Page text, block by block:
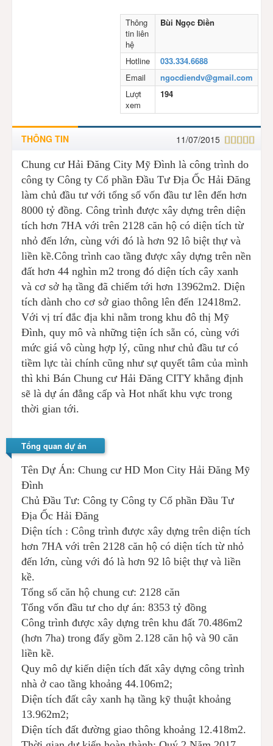
Thông
tin liên
hệ
Bùi Ngọc Điền
Hotline
033.334.6688
Email
ngocdiendv@gmail.com
Lượt
xem
194
THÔNG TIN 11/07/2015
Chung cư Hải Đăng City Mỹ Đình là công trình do
công ty Công ty Cổ phần Đầu Tư Địa Ốc Hải Đăng
làm chủ đầu tư với tổng số vốn đầu tư lên đến hơn
8000 tỷ đồng. Công trình được xây dựng trên diện
tích hơn 7HA với trên 2128 căn hộ có diện tích từ
nhỏ đến lớn, cùng với đó là hơn 92 lô biệt thự và
liền kề.Công trình cao tầng được xây dựng trên nền
đất hơn 44 nghìn m2 trong đó diện tích cây xanh
và cơ sở hạ tầng đã chiếm tới hơn 13962m2. Diện
tích dành cho cơ sở giao thông lên đến 12418m2.
Với vị trí đắc địa khi nằm trong khu đô thị Mỹ
Đình, quy mô và những tiện ích sẵn có, cùng với
mức giá vô cùng hợp lý, cũng như chủ đầu tư có
tiềm lực tài chính cũng như sự quyết tâm của mình
thì khi Bán Chung cư Hải Đăng CITY khẳng định
sẽ là dự án đẳng cấp và Hot nhất khu vực trong
thời gian tới.
Tổng quan dự án
Tên Dự Án: Chung cư HD Mon City Hải Đăng Mỹ
Đình
Chủ Đầu Tư: Công ty Công ty Cổ phần Đầu Tư
Địa Ốc Hải Đăng
Diện tích : Công trình được xây dựng trên diện tích
hơn 7HA với trên 2128 căn hộ có diện tích từ nhỏ
đến lớn, cùng với đó là hơn 92 lô biệt thự và liền
kề.
Tổng số căn hộ chung cư: 2128 căn
Tổng vốn đầu tư cho dự án: 8353 tỷ đồng
Công trình được xây dựng trên khu đất 70.486m2
(hơn 7ha) trong đấy gồm 2.128 căn hộ và 90 căn
liền kề.
Quy mô dự kiến diện tích đất xây dựng công trình
nhà ở cao tầng khoảng 44.106m2;
Diện tích đất cây xanh hạ tầng kỹ thuật khoảng
13.962m2;
Diện tích đất đường giao thông khoảng 12.418m2.